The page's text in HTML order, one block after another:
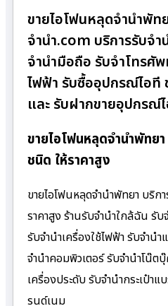
ขายไอโฟนหลุดจำนำพัท
จํานํา.com บริการรับจ
จำนำมือถือ รับจำโทรศัพ
ไฟฟ้า รับซื้ออุปกรณ์ไอที
และ รับฝากขายอุปกรณ์
ขายไอโฟนหลุดจำนำพัทย
ชนิด ให้ราคาสูง
ขายไอโฟนหลุดจำนำพัทยา บริก
ราคาสูง ร้านรับจํานําใกล้ฉัน รั
รับจำนำเครื่องใช้ไฟฟ้า รับจำน
จำนำคอมพิวเตอร์ รับจำนำโน๊ต
เครื่องประดับ รับจำนำกระเป๋า
รนด์เนม